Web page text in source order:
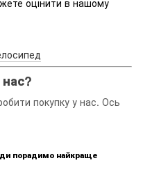
покупку у нас. Ось
порадимо найкраще